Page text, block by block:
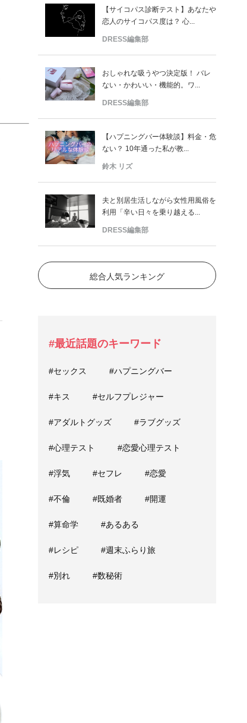
【サイコパス診断テスト】あなたや
恋人のサイコパス度は？ 心...
DRESS編集部
おしゃれな吸うやつ決定版！ バレ
ない・かわいい・機能的。ワ...
DRESS編集部
【ハプニングバー体験談】料金・危
ない？ 10年通った私が教...
鈴木 リズ
夫と別居生活しながら女性用風俗を
利用「辛い日々を乗り越える...
DRESS編集部
総合人気ランキング
#最近話題のキーワード
#セックス #ハプニングバー
#キス #セルフプレジャー
#アダルトグッズ #ラブグッズ
#心理テスト #恋愛心理テスト
#浮気 #セフレ #恋愛
#不倫 #既婚者 #開運
#算命学 #あるある
#レシピ #週末ふらり旅
#別れ #数秘術